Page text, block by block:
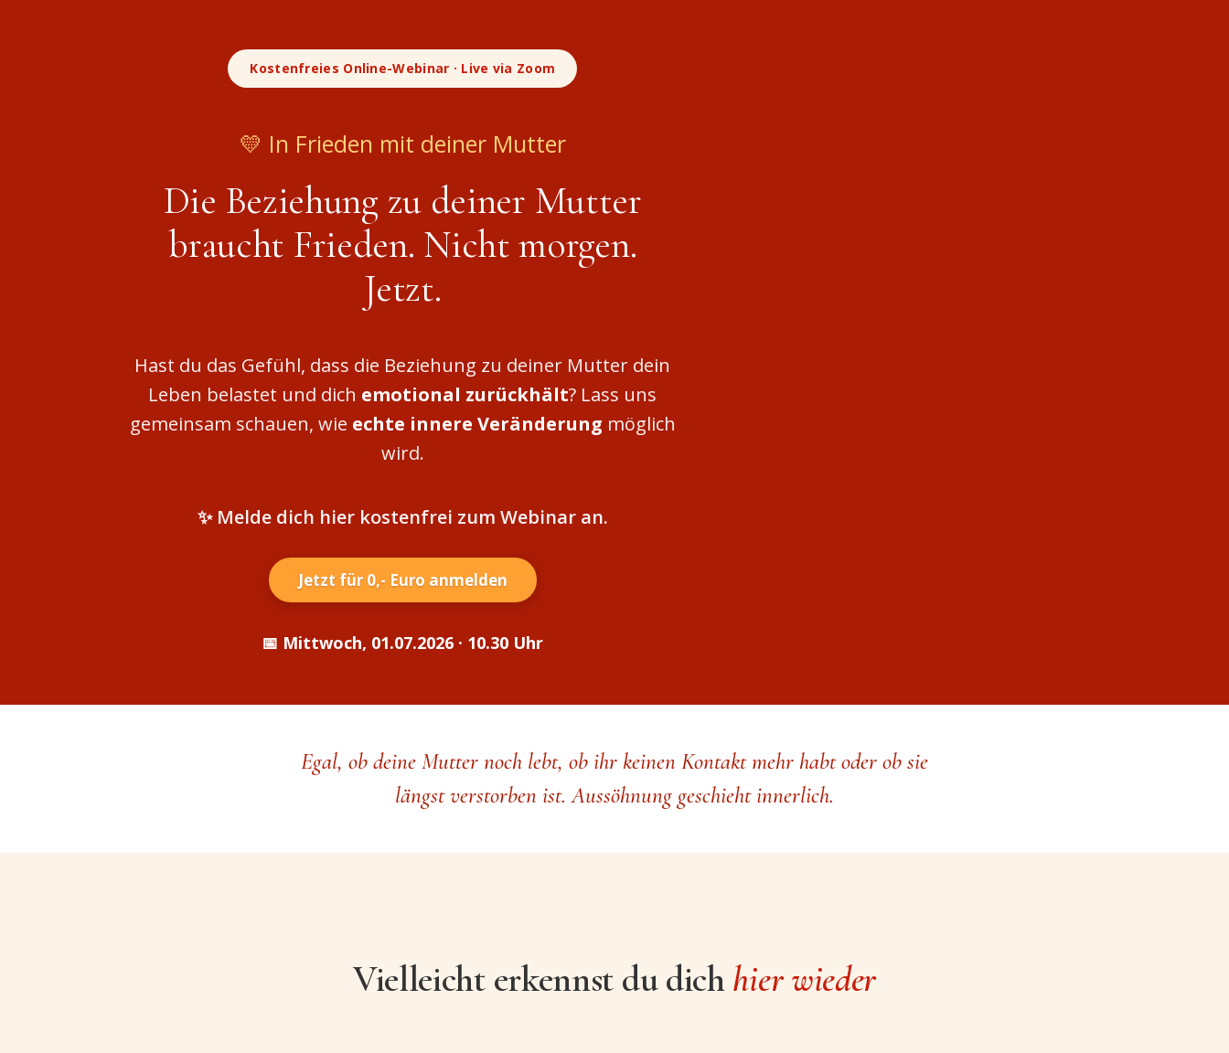
Kostenfreies Online-Webinar · Live via Zoom
💛 In Frieden mit deiner Mutter
Die Beziehung zu deiner Mutter
braucht Frieden. Nicht morgen.
Jetzt.
Hast du das Gefühl, dass die Beziehung zu deiner Mutter dein
Leben belastet und dich emotional zurückhält? Lass uns
gemeinsam schauen, wie echte innere Veränderung möglich
wird.
✨ Melde dich hier kostenfrei zum Webinar an.
Jetzt für 0,- Euro anmelden
📅 Mittwoch, 01.07.2026 · 10.30 Uhr
Egal, ob deine Mutter noch lebt, ob ihr keinen Kontakt mehr habt oder ob sie
längst verstorben ist. Aussöhnung geschieht innerlich.
Vielleicht erkennst du dichhier wieder